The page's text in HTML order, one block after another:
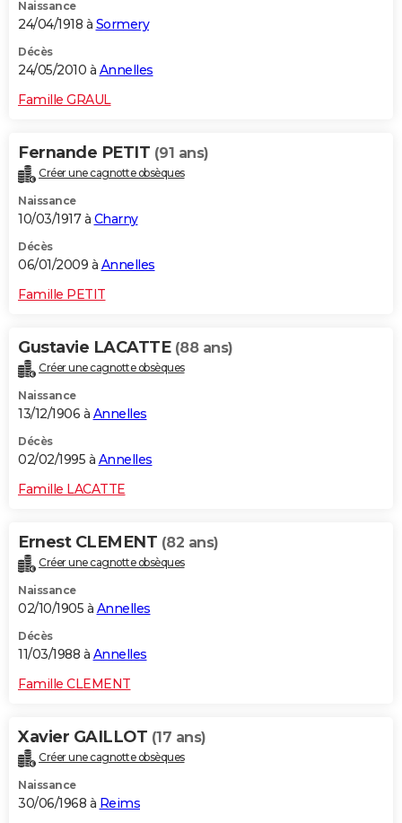
Naissance
24/04/1918 à Sormery
Décès
24/05/2010 à Annelles
Famille GRAUL
Fernande PETIT (91 ans)
Créer une cagnotte obsèques
Naissance
10/03/1917 à Charny
Décès
06/01/2009 à Annelles
Famille PETIT
Gustavie LACATTE (88 ans)
Créer une cagnotte obsèques
Naissance
13/12/1906 à Annelles
Décès
02/02/1995 à Annelles
Famille LACATTE
Ernest CLEMENT (82 ans)
Créer une cagnotte obsèques
Naissance
02/10/1905 à Annelles
Décès
11/03/1988 à Annelles
Famille CLEMENT
Xavier GAILLOT (17 ans)
Créer une cagnotte obsèques
Naissance
30/06/1968 à Reims